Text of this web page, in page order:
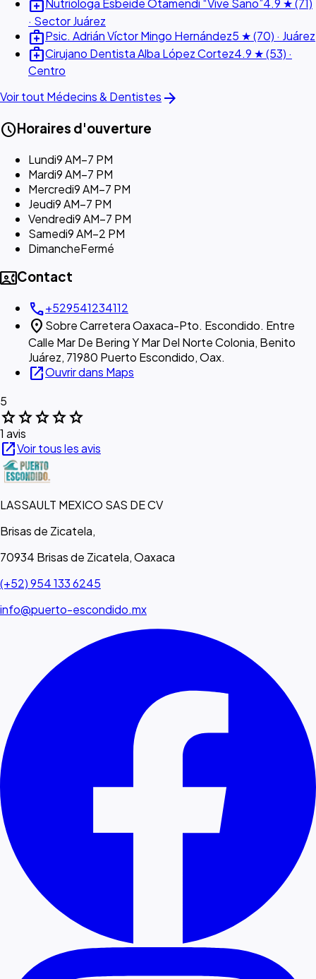
medical_servicesNutriologa Esbeide Otamendi “Vive Sano”4.9 ★ (71)
· Sector Juárez
medical_servicesPsic. Adrián Víctor Mingo Hernández5 ★ (70) · Juárez
medical_servicesCirujano Dentista Alba López Cortez4.9 ★ (53) ·
Centro
Voir tout Médecins & Dentistes arrow_forward
scheduleHoraires d'ouverture
Lundi9 AM–7 PM
Mardi9 AM–7 PM
Mercredi9 AM–7 PM
Jeudi9 AM–7 PM
Vendredi9 AM–7 PM
Samedi9 AM–2 PM
DimancheFermé
contact_phoneContact
call+529541234112
location_on Sobre Carretera Oaxaca-Pto. Escondido. Entre
Calle Mar De Bering Y Mar Del Norte Colonia, Benito
Juárez, 71980 Puerto Escondido, Oax.
open_in_newOuvrir dans Maps
5
starstarstarstarstar
1 avis
open_in_newVoir tous les avis
LASSAULT MEXICO SAS DE CV
Brisas de Zicatela,
70934 Brisas de Zicatela, Oaxaca
(+52) 954 133 6245
info@puerto-escondido.mx